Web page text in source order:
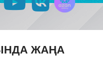
ЖАҢА